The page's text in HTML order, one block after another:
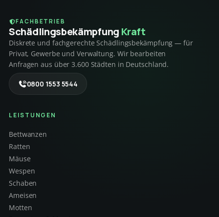
FACHBETRIEB
Schädlings­bekämpfung Kraft
Diskrete und fachgerechte Schädlingsbekämpfung — für
Privat, Gewerbe und Verwaltung. Wir bearbeiten
Anfragen aus über 3.600 Städten in Deutschland.
0800 1553 5544
LEISTUNGEN
Bettwanzen
Ratten
Mäuse
Wespen
Schaben
Ameisen
Motten